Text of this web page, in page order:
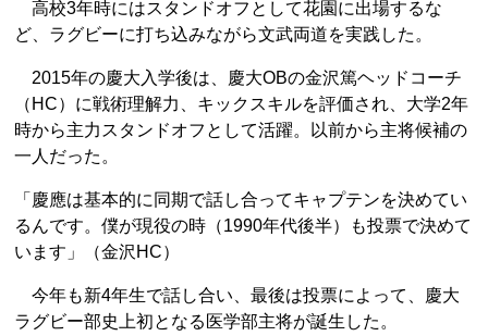
高校3年時にはスタンドオフとして花園に出場するな
ど、ラグビーに打ち込みながら文武両道を実践した。
2015年の慶大入学後は、慶大OBの金沢篤ヘッドコーチ
（HC）に戦術理解力、キックスキルを評価され、大学2年
時から主力スタンドオフとして活躍。以前から主将候補の
一人だった。
「慶應は基本的に同期で話し合ってキャプテンを決めてい
るんです。僕が現役の時（1990年代後半）も投票で決めて
います」（金沢HC）
今年も新4年生で話し合い、最後は投票によって、慶大
ラグビー部史上初となる医学部主将が誕生した。